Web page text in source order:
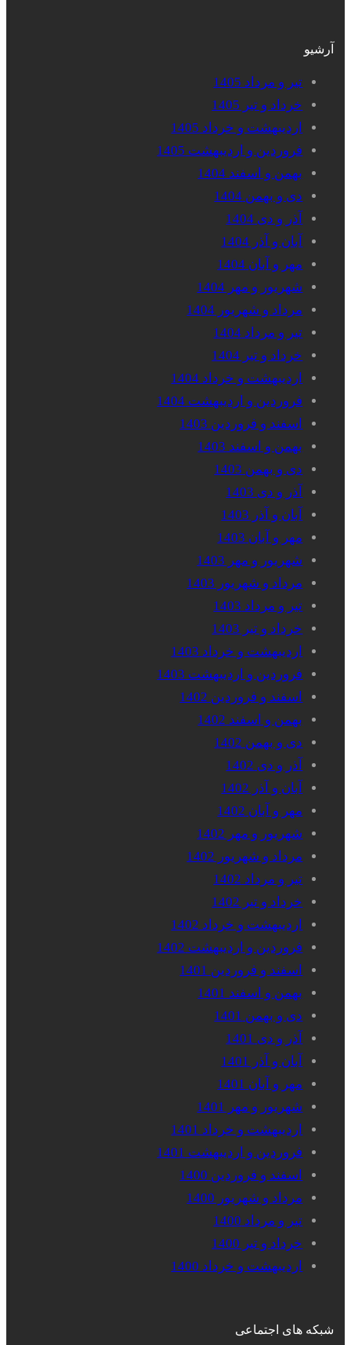
آرشیو
تیر و مرداد 1405
خرداد و تیر 1405
اردیبهشت و خرداد 1405
فروردین و اردیبهشت 1405
بهمن و اسفند 1404
دی و بهمن 1404
آذر و دی 1404
آبان و آذر 1404
مهر و آبان 1404
شهریور و مهر 1404
مرداد و شهریور 1404
تیر و مرداد 1404
خرداد و تیر 1404
اردیبهشت و خرداد 1404
فروردین و اردیبهشت 1404
اسفند و فروردین 1403
بهمن و اسفند 1403
دی و بهمن 1403
آذر و دی 1403
آبان و آذر 1403
مهر و آبان 1403
شهریور و مهر 1403
مرداد و شهریور 1403
تیر و مرداد 1403
خرداد و تیر 1403
اردیبهشت و خرداد 1403
فروردین و اردیبهشت 1403
اسفند و فروردین 1402
بهمن و اسفند 1402
دی و بهمن 1402
آذر و دی 1402
آبان و آذر 1402
مهر و آبان 1402
شهریور و مهر 1402
مرداد و شهریور 1402
تیر و مرداد 1402
خرداد و تیر 1402
اردیبهشت و خرداد 1402
فروردین و اردیبهشت 1402
اسفند و فروردین 1401
بهمن و اسفند 1401
دی و بهمن 1401
آذر و دی 1401
آبان و آذر 1401
مهر و آبان 1401
شهریور و مهر 1401
اردیبهشت و خرداد 1401
فروردین و اردیبهشت 1401
اسفند و فروردین 1400
مرداد و شهریور 1400
تیر و مرداد 1400
خرداد و تیر 1400
اردیبهشت و خرداد 1400
شبکه های اجتماعی